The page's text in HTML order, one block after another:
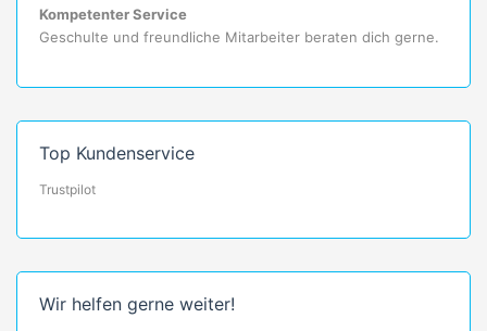
Kompetenter Service
Geschulte und freundliche Mitarbeiter beraten dich gerne.
Top Kundenservice
Trustpilot
Wir helfen gerne weiter!